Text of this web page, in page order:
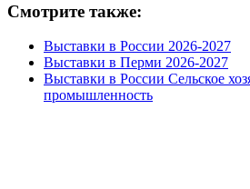
Смотрите также:
Выставки в России 2026-2027
Выставки в Перми 2026-2027
Выставки в России Сельское
промышленность